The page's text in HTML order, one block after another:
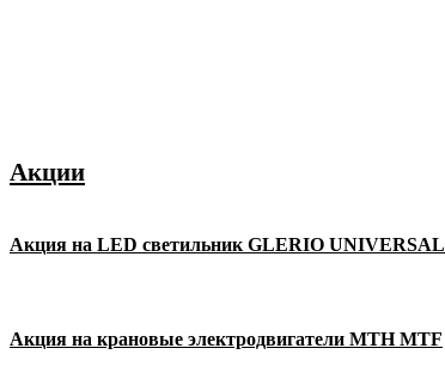
Акции
Акция на LED светильник GLERIO UNIVERSAL
Акция на крановые электродвигатели MTH MTF